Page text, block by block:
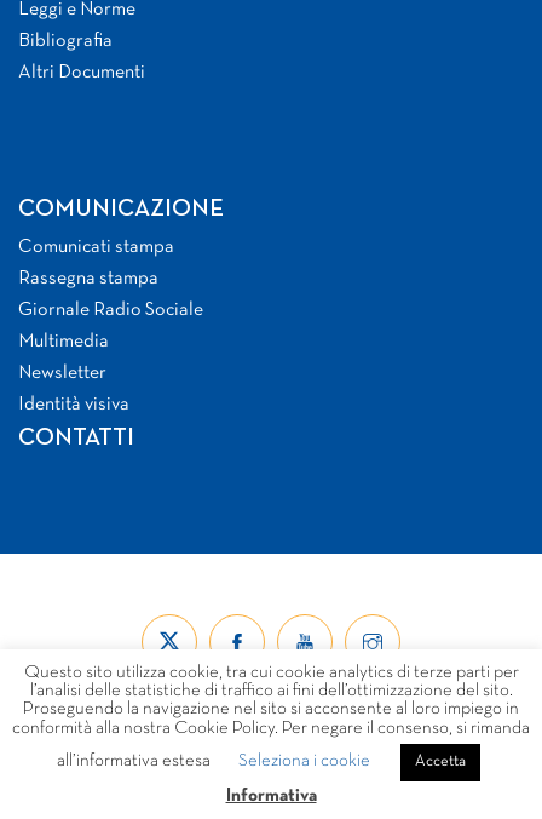
Leggi e Norme
Bibliografia
Altri Documenti
COMUNICAZIONE
Comunicati stampa
Rassegna stampa
Giornale Radio Sociale
Multimedia
Newsletter
Identità visiva
CONTATTI
© Forum Nazionale del Terzo Settore ETS 2026
COOKIE POLICY DISCLAIMER
Questo sito utilizza cookie, tra cui cookie analytics di terze parti per
l’analisi delle statistiche di traffico ai fini dell’ottimizzazione del sito.
Proseguendo la navigazione nel sito si acconsente al loro impiego in
conformità alla nostra Cookie Policy. Per negare il consenso, si rimanda
all’informativa estesa
Seleziona i cookie Accetta
Informativa